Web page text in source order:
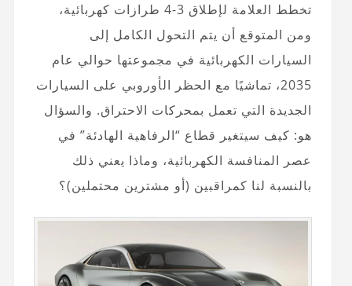
تخطط العلامة لإطلاق 3-4 طرازات كهربائية،
ومن المتوقع أن يتم التحول الكامل إلى
السيارات الكهربائية في مجموعتها حوالي عام
2035، تماشيًا مع الحظر الأوروبي على السيارات
الجديدة التي تعمل بمحركات الاحتراق. والسؤال
هو: كيف سيتغير قطاع “الرفاهية الهادئة” في
عصر المنافسة الكهربائية، وماذا يعني ذلك
بالنسبة لنا كمراقبين (أو مشترين محتملين)؟